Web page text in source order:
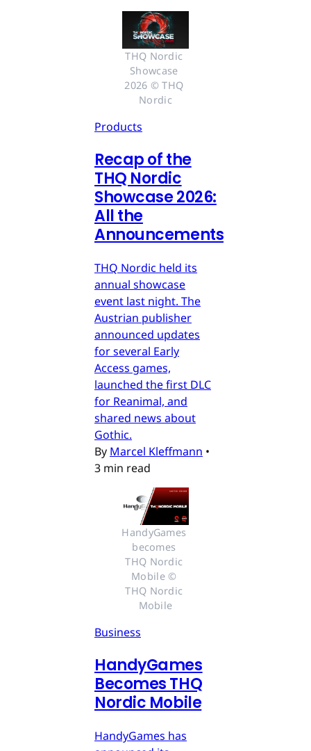
THQ Nordic
Showcase
2026 © THQ
Nordic
Products
Recap of the
THQ Nordic
Showcase 2026:
All the
Announcements
THQ Nordic held its
annual showcase
event last night. The
Austrian publisher
announced updates
for several Early
Access games,
launched the first DLC
for Reanimal, and
shared news about
Gothic.
By Marcel Kleffmann •
3 min read
HandyGames
becomes
THQ Nordic
Mobile ©
THQ Nordic
Mobile
Business
HandyGames
Becomes THQ
Nordic Mobile
HandyGames has